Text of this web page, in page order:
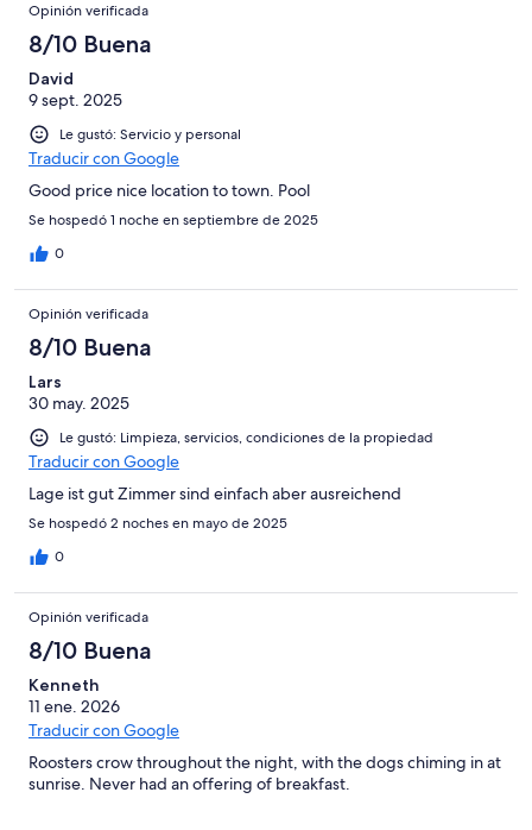
Opinión verificada
8/10 Buena
David
9 sept. 2025
Le gustó: Servicio y personal
Traducir con Google
Good price nice location to town. Pool
Se hospedó 1 noche en septiembre de 2025
0
Opinión verificada
8/10 Buena
Lars
30 may. 2025
Le gustó: Limpieza, servicios, condiciones de la propiedad
Traducir con Google
Lage ist gut Zimmer sind einfach aber ausreichend
Se hospedó 2 noches en mayo de 2025
0
Opinión verificada
8/10 Buena
Kenneth
11 ene. 2026
Traducir con Google
Roosters crow throughout the night, with the dogs chiming in at
sunrise. Never had an offering of breakfast.